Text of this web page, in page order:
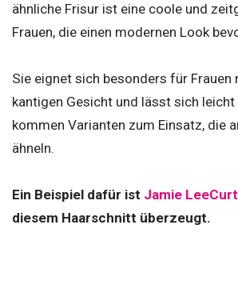
ähnliche Frisur ist eine coole und
Frauen, die einen modernen Look
Sie eignet sich besonders für Frauen
kantigen Gesicht und lässt sich
kommen Varianten zum Einsatz, die
ähneln.
Ein Beispiel dafür ist Jamie
diesem Haarschnitt überzeugt.